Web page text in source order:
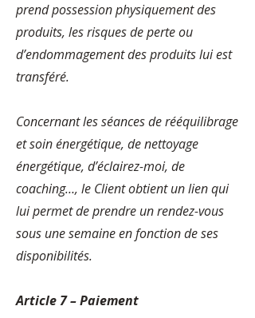
prend possession physiquement des
produits, les risques de perte ou
d’endommagement des produits lui est
transféré.
Concernant les séances de rééquilibrage
et soin énergétique, de nettoyage
énergétique, d’éclairez-moi, de
coaching…, le Client obtient un lien qui
lui permet de prendre un rendez-vous
sous une semaine en fonction de ses
disponibilités.
Article 7 – Paiement